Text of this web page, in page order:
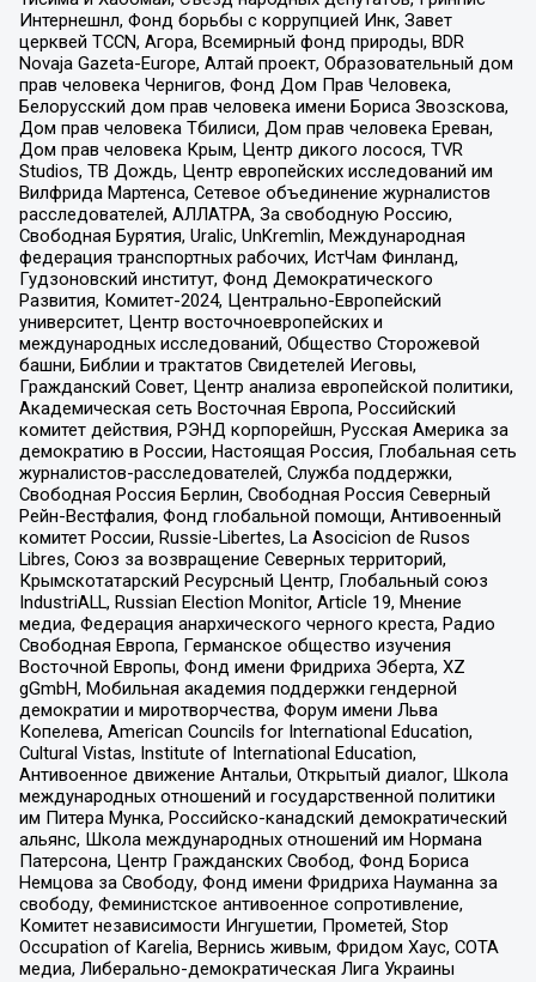
Интернешнл, Фонд борьбы с коррупцией Инк, Завет
церквей TCCN, Агора, Всемирный фонд природы, BDR
Novaja Gazeta-Europe, Алтай проект, Образовательный дом
прав человека Чернигов, Фонд Дом Прав Человека,
Белорусский дом прав человека имени Бориса Звозскова,
Дом прав человека Тбилиси, Дом прав человека Ереван,
Дом прав человека Крым, Центр дикого лосося, TVR
Studios, ТВ Дождь, Центр европейских исследований им
Вилфрида Мартенса, Сетевое объединение журналистов
расследователей, АЛЛАТРА, За свободную Россию,
Свободная Бурятия, Uralic, UnKremlin, Международная
федерация транспортных рабочих, ИстЧам Финланд,
Гудзоновский институт, Фонд Демократического
Развития, Комитет-2024, Центрально-Европейский
университет, Центр восточноевропейских и
международных исследований, Общество Сторожевой
башни, Библии и трактатов Свидетелей Иеговы,
Гражданский Совет, Центр анализа европейской политики,
Академическая сеть Восточная Европа, Российский
комитет действия, РЭНД корпорейшн, Русская Америка за
демократию в России, Настоящая Россия, Глобальная сеть
журналистов-расследователей, Служба поддержки,
Свободная Россия Берлин, Свободная Россия Северный
Рейн-Вестфалия, Фонд глобальной помощи, Антивоенный
комитет России, Russie-Libertes, La Asocicion de Rusos
Libres, Союз за возвращение Северных территорий,
Крымскотатарский Ресурсный Центр, Глобальный союз
IndustriALL, Russian Election Monitor, Article 19, Мнение
медиа, Федерация анархического черного креста, Радио
Свободная Европа, Германское общество изучения
Восточной Европы, Фонд имени Фридриха Эберта, XZ
gGmbH, Мобильная академия поддержки гендерной
демократии и миротворчества, Форум имени Льва
Копелева, American Councils for International Education,
Cultural Vistas, Institute of International Education,
Антивоенное движение Антальи, Открытый диалог, Школа
международных отношений и государственной политики
им Питера Мунка, Российско-канадский демократический
альянс, Школа международных отношений им Нормана
Патерсона, Центр Гражданских Свобод, Фонд Бориса
Немцова за Свободу, Фонд имени Фридриха Науманна за
свободу, Феминистское антивоенное сопротивление,
Комитет независимости Ингушетии, Прометей, Stop
Occupation of Karelia, Вернись живым, Фридом Хаус, СОТА
медиа, Либерально-демократическая Лига Украины